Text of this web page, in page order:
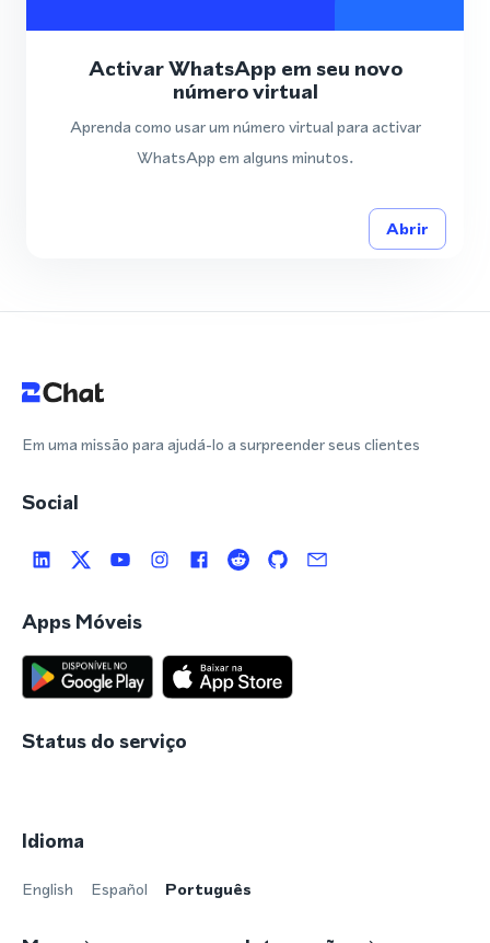
Activar WhatsApp em seu novo
número virtual
Aprenda como usar um número virtual para activar
WhatsApp em alguns minutos.
Abrir
Em uma missão para ajudá-lo a surpreender seus clientes
Social
Apps Móveis
Status do serviço
Idioma
English Español Português